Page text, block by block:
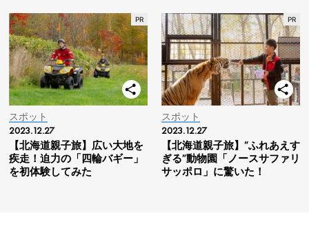
スポット
2023.12.27
【北海道親子旅】広い大地を
疾走！迫力の「四輪バギー」
を初体験してみた
スポット
2023.12.27
【北海道親子旅】“ふれあえす
ぎる”動物園「ノースサファリ
サッポロ」に驚いた！